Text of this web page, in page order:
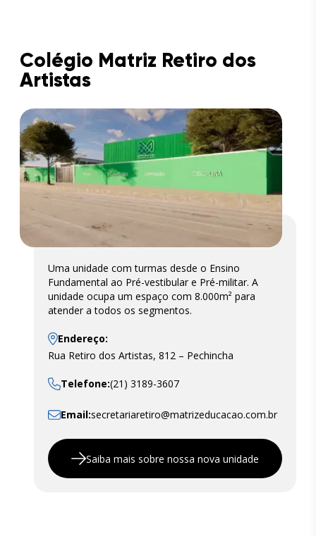
Colégio Matriz Retiro dos
Artistas
Uma unidade com turmas desde o Ensino
Fundamental ao Pré-vestibular e Pré-militar. A
unidade ocupa um espaço com 8.000m² para
atender a todos os segmentos.
Endereço:
Rua Retiro dos Artistas, 812 – Pechincha
Telefone:(21) 3189-3607
Email:secretariaretiro@matrizeducacao.com.br
Saiba mais sobre nossa nova unidade